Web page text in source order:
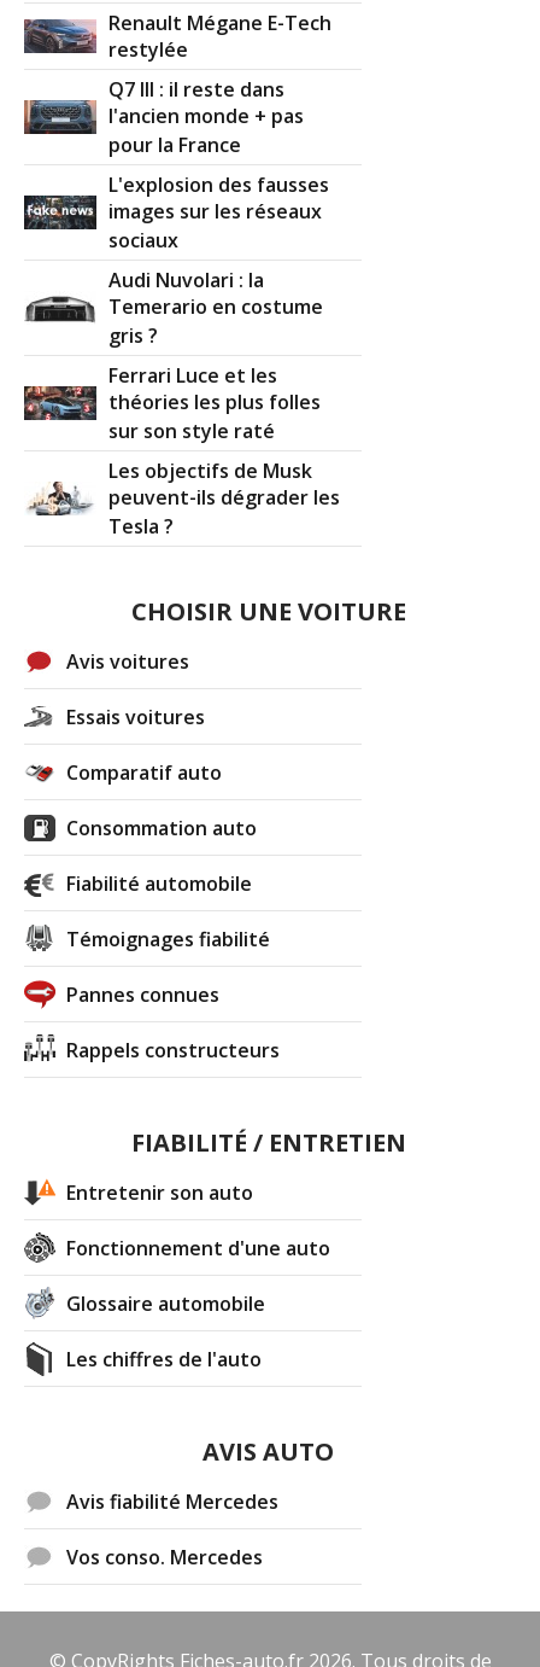
Renault Mégane E-Tech
restylée
Q7 III : il reste dans
l'ancien monde + pas
pour la France
L'explosion des fausses
images sur les réseaux
sociaux
Audi Nuvolari : la
Temerario en costume
gris ?
Ferrari Luce et les
théories les plus folles
sur son style raté
Les objectifs de Musk
peuvent-ils dégrader les
Tesla ?
CHOISIR UNE VOITURE
Avis voitures
Essais voitures
Comparatif auto
Consommation auto
Fiabilité automobile
Témoignages fiabilité
Pannes connues
Rappels constructeurs
FIABILITÉ / ENTRETIEN
Entretenir son auto
Fonctionnement d'une auto
Glossaire automobile
Les chiffres de l'auto
AVIS AUTO
Avis fiabilité Mercedes
Vos conso. Mercedes
© CopyRights Fiches-auto.fr 2026. Tous droits de